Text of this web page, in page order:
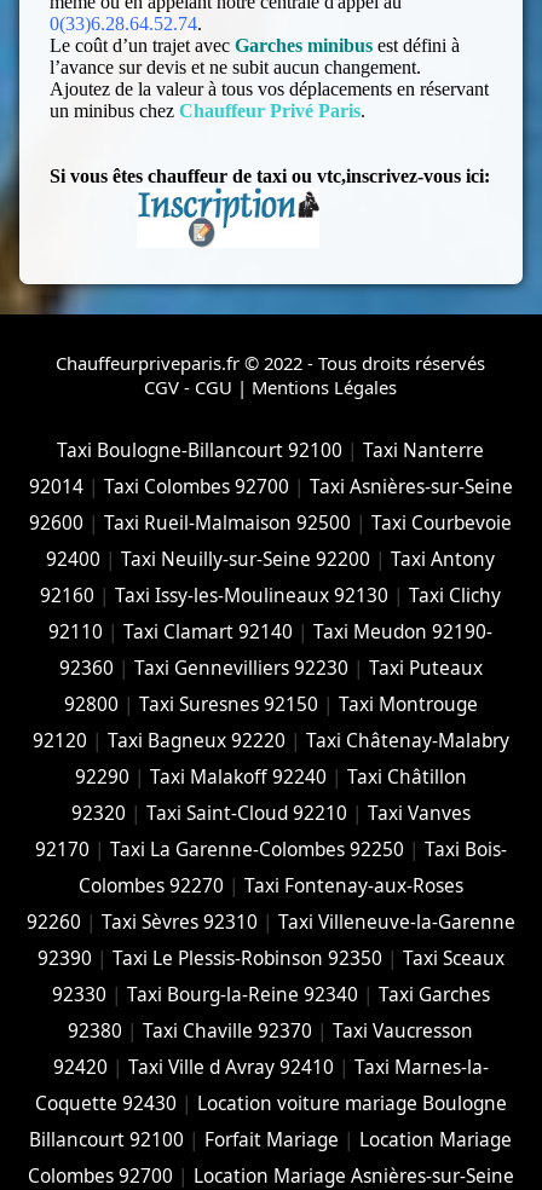
0(33)6.28.64.52.74.
Le coût d’un trajet avec Garchesminibus est défini à
l’avance sur devis et ne subit aucun changement.
Ajoutez de la valeur à tous vos déplacements en réservant
un minibus chezChauffeur Privé Paris.
Si vous êtes chauffeur de taxi ou vtc,inscrivez-vous ici:
Chauffeurpriveparis.fr © 2022 - Tous droits réservés
CGV - CGU | Mentions Légales
Taxi Boulogne-Billancourt 92100 |Taxi Nanterre
92014| Taxi Colombes 92700 | Taxi Asnières-sur-Seine
92600 |Taxi Rueil-Malmaison 92500 |Taxi Courbevoie
92400 |Taxi Neuilly-sur-Seine 92200 |Taxi Antony
92160 |Taxi Issy-les-Moulineaux 92130 |Taxi Clichy
92110 |Taxi Clamart 92140 |Taxi Meudon 92190-
92360 | Taxi Gennevilliers 92230 | Taxi Puteaux
92800 | Taxi Suresnes 92150 | Taxi Montrouge
92120 | Taxi Bagneux 92220 | Taxi Châtenay-Malabry
92290 | Taxi Malakoff 92240 | Taxi Châtillon
92320 | Taxi Saint-Cloud 92210 | Taxi Vanves
92170 | Taxi La Garenne-Colombes 92250 | Taxi Bois-
Colombes 92270 | Taxi Fontenay-aux-Roses
92260 | Taxi Sèvres 92310 | Taxi Villeneuve-la-Garenne
92390 | Taxi Le Plessis-Robinson 92350 | Taxi Sceaux
92330 | Taxi Bourg-la-Reine 92340 | Taxi Garches
92380 |Taxi Chaville 92370 |Taxi Vaucresson
92420 | Taxi Ville d Avray 92410 | Taxi Marnes-la-
Coquette 92430 | Location voiture mariage Boulogne
Billancourt 92100 | Forfait Mariage | Location Mariage
Colombes 92700 | Location Mariage Asnières-sur-Seine